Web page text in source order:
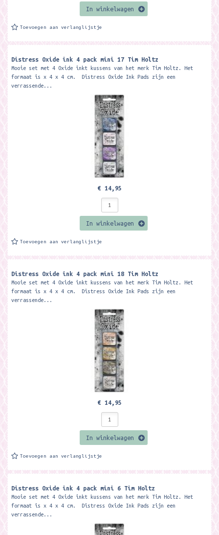
In winkelwagen
Toevoegen aan verlanglijstje
Distress Oxide ink 4 pack mini 17 Tim Holtz
Mooie set met 4 Oxide inkt kussens van het merk Tim Holtz. Het
formaat is x 4 x 4 cm. Distress Oxide Ink Pads zijn een
verrassende...
€ 14,95
In winkelwagen
Toevoegen aan verlanglijstje
Distress Oxide ink 4 pack mini 18 Tim Holtz
Mooie set met 4 Oxide inkt kussens van het merk Tim Holtz. Het
formaat is x 4 x 4 cm. Distress Oxide Ink Pads zijn een
verrassende...
€ 14,95
In winkelwagen
Toevoegen aan verlanglijstje
Distress Oxide ink 4 pack mini 6 Tim Holtz
Mooie set met 4 Oxide inkt kussens van het merk Tim Holtz. Het
formaat is x 4 x 4 cm. Distress Oxide Ink Pads zijn een
verrassende...